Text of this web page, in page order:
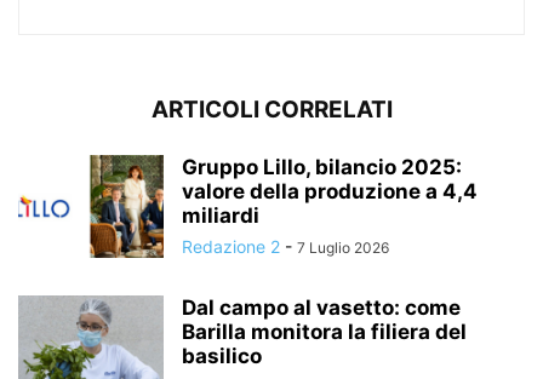
ARTICOLI CORRELATI
Gruppo Lillo, bilancio 2025:
valore della produzione a 4,4
miliardi
Redazione 2 - 7 Luglio 2026
Dal campo al vasetto: come
Barilla monitora la filiera del
basilico